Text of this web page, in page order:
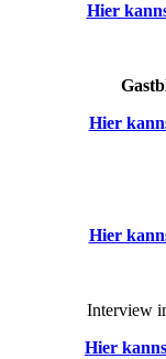
Hier
Hier
Hier
Interview
Hier